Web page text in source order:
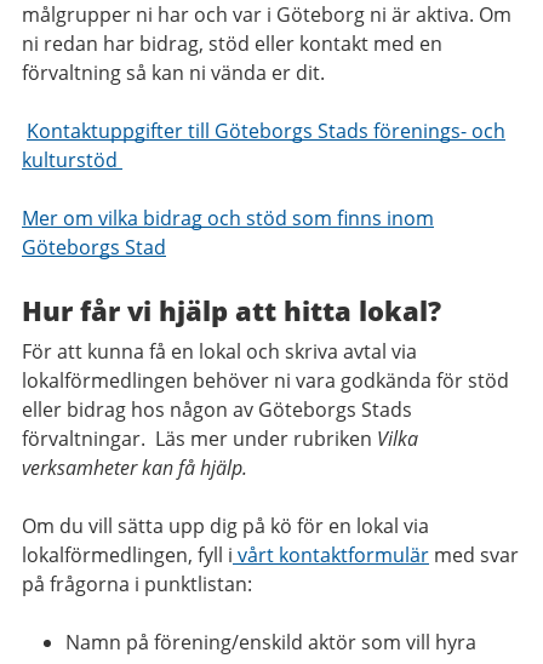
målgrupper ni har och var i Göteborg ni är aktiva. Om
ni redan har bidrag, stöd eller kontakt med en
förvaltning så kan ni vända er dit.
Kontaktuppgifter till Göteborgs Stads förenings- och
kulturstöd
Mer om vilka bidrag och stöd som finns inom
Göteborgs Stad
Hur får vi hjälp att hitta lokal?
För att kunna få en lokal och skriva avtal via
lokalförmedlingen behöver ni vara godkända för stöd
eller bidrag hos någon av Göteborgs Stads
förvaltningar. Läs mer under rubriken Vilka
verksamheter kan få hjälp.
Om du vill sätta upp dig på kö för en lokal via
lokalförmedlingen, fyll i vårt kontaktformulär med svar
på frågorna i punktlistan:
Namn på förening/enskild aktör som vill hyra